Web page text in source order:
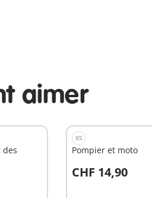
aimer
des
XS
Pompier et moto
CHF 14,90
Au panier